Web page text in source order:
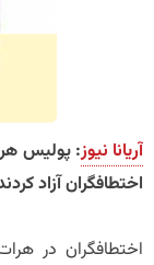
آریانا نیوز: پولیس
اختطافگران آزاد
اختطافگران در